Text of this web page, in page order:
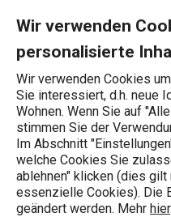
Wir verwenden
personalisierte
Wir verwenden Cookies
Sie interessiert, d.h. neue
Wohnen. Wenn Sie auf
stimmen Sie der
Im Abschnitt
welche Cookies Sie
ablehnen" klicken (dies
essenzielle Cookies). Die
geändert werden. Mehr hier.
Wonach suchen Sie?
Ofenfeste Töpfe
Gratinform